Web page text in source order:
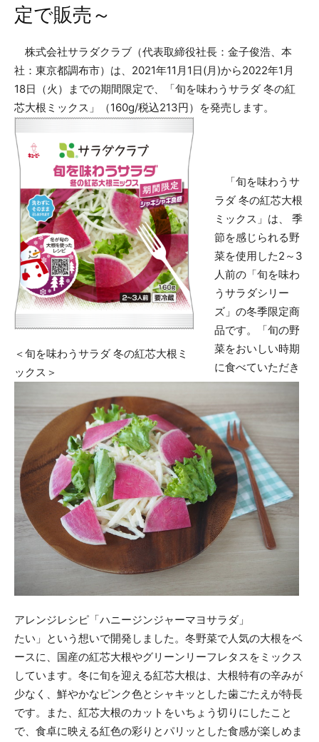
定で販売～
株式会社サラダクラブ（代表取締役社長：金子俊浩、本
社：東京都調布市）は、2021年11月1日(月)から2022年1月
18日（火）までの期間限定で、「旬を味わうサラダ 冬の紅
芯大根ミックス」（160g/税込213円）を発売します。
＜旬を味わうサラダ 冬の紅芯大根ミ
ックス＞
アレンジレシピ「ハニージンジャーマヨサラダ」
「旬を味わうサ
ラダ 冬の紅芯大根
ミックス」は、 季
節を感じられる野
菜を使用した2～3
人前の「旬を味わ
うサラダシリー
ズ」の冬季限定商
品です。「旬の野
菜をおいしい時期
に食べていただき
たい」という想いで開発しました。冬野菜で人気の大根をベ
ースに、国産の紅芯大根やグリーンリーフレタスをミックス
しています。冬に旬を迎える紅芯大根は、大根特有の辛みが
少なく、鮮やかなピンク色とシャキッとした歯ごたえが特長
です。また、紅芯大根のカットをいちょう切りにしたこと
で、食卓に映える紅色の彩りとパリッとした食感が楽しめま